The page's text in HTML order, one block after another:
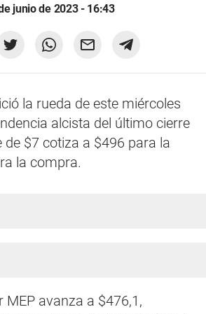
junio de 2023 - 16:43
la rueda de este miércoles
alcista del último cierre
de $7 cotiza a $496 para la
la compra.
MEP avanza a $476,1,